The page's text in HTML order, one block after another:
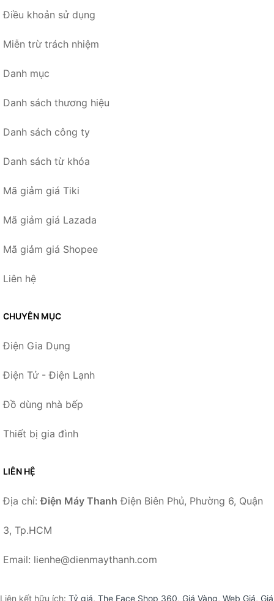
Điều khoản sử dụng
Miễn trừ trách nhiệm
Danh mục
Danh sách thương hiệu
Danh sách công ty
Danh sách từ khóa
Mã giảm giá Tiki
Mã giảm giá Lazada
Mã giảm giá Shopee
Liên hệ
CHUYÊN MỤC
Điện Gia Dụng
Điện Tử - Điện Lạnh
Đồ dùng nhà bếp
Thiết bị gia đình
LIÊN HỆ
Địa chỉ:Điện Máy Thanh Điện Biên Phủ, Phường 6, Quận
3, Tp.HCM
Email: lienhe@dienmaythanh.com
Liên kết hữu ích: Tỷ giá, The Face Shop 360, Giá Vàng, Web Giá, Giá